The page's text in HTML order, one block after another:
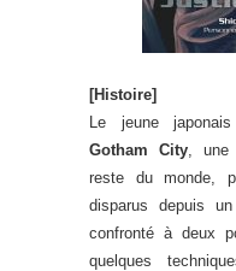
[Histoire]
Le jeune japonais
Gotham City, une
reste du monde,
disparus depuis
confronté à deux
quelques